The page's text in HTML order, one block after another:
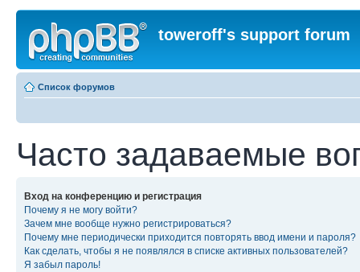
toweroff's support forum
Список форумов
Часто задаваемые
Вход на конференцию и регистрация
Почему я не могу войти?
Зачем мне вообще нужно регистрироваться?
Почему мне периодически приходится повторять ввод имени и пароля?
Как сделать, чтобы я не появлялся в списке активных пользователей?
Я забыл пароль!